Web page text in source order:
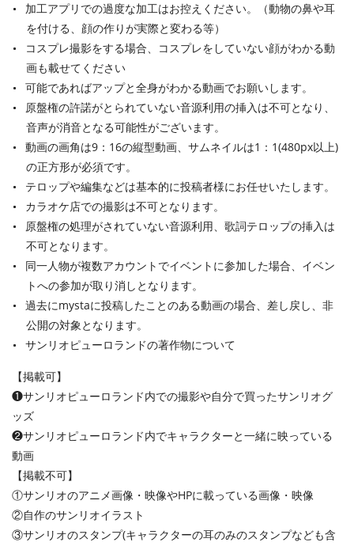
加工アプリでの過度な加工はお控えください。（動物の鼻や耳
を付ける、顔の作りが実際と変わる等）
コスプレ撮影をする場合、コスプレをしていない顔がわかる動
画も載せてください
可能であればアップと全身がわかる動画でお願いします。
原盤権の許諾がとられていない音源利用の挿入は不可となり、
音声が消音となる可能性がございます。
動画の画角は9：16の縦型動画、サムネイルは1：1(480px以上)
の正方形が必須です。
テロップや編集などは基本的に投稿者様にお任せいたします。
カラオケ店での撮影は不可となります。
原盤権の処理がされていない音源利用、歌詞テロップの挿入は
不可となります。
同一人物が複数アカウントでイベントに参加した場合、イベン
トへの参加が取り消しとなります。
過去にmystaに投稿したことのある動画の場合、差し戻し、非
公開の対象となります。
サンリオピューロランドの著作物について
【掲載可】
❶サンリオピューロランド内での撮影や自分で買ったサンリオグ
ッズ
❷サンリオピューロランド内でキャラクターと一緒に映っている
動画
【掲載不可】
①サンリオのアニメ画像・映像やHPに載っている画像・映像
②自作のサンリオイラスト
③サンリオのスタンプ(キャラクターの耳のみのスタンプなども含